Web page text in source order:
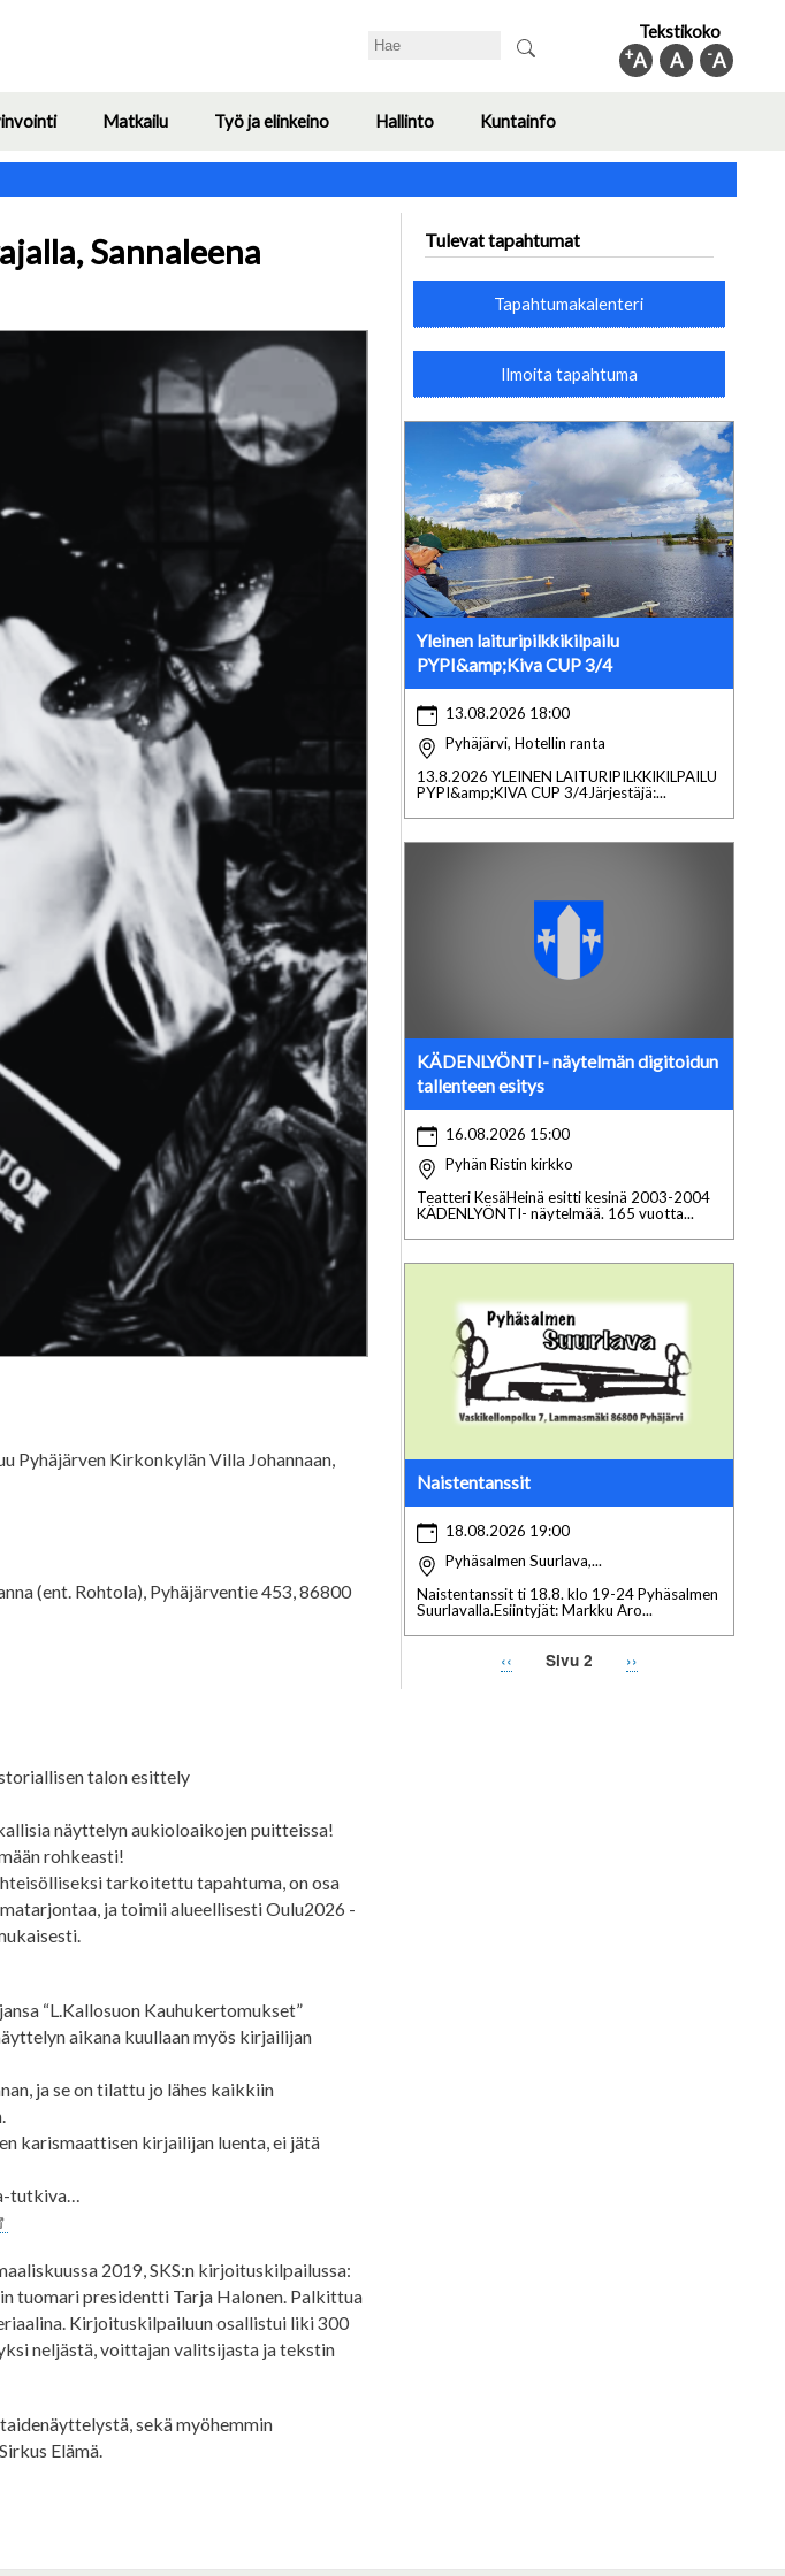
Search Tekstikoko
-A
A
+A
Toggle
Matkailu Työ ja elinkeino
Toggle
Hallinto
Toggle
Kuntainfo
Sannaleena
Pyhäjärven Kirkonkylän Villa Johannaan,
(ent. Rohtola), Pyhäjärventie 453, 86800
talon esittely
näyttelyn aukioloaikojen puitteissa!
rohkeasti!
tarkoitettu tapahtuma, on osa
ja toimii alueellisesti Oulu2026 -
“L.Kallosuon Kauhukertomukset”
aikana kuullaan myös kirjailijan
ja se on tilattu jo lähes kaikkiin
karismaattisen kirjailijan luenta, ei jätä
tutkiva…
2019, SKS:n kirjoituskilpailussa:
tuomari presidentti Tarja Halonen. Palkittua
Kirjoituskilpailuun osallistui liki 300
neljästä, voittajan valitsijasta ja tekstin
sekä myöhemmin
Elämä.
Tulevat tapahtumat
Tapahtumakalenteri
Ilmoita tapahtuma
Yleinen laituripilkkikilpailu
PYPI&amp;Kiva CUP 3/4
13.08.2026 18:00
Pyhäjärvi, Hotellin ranta
13.8.2026 YLEINEN LAITURIPILKKIKILPAILU
PYPI&amp;KIVA CUP 3/4Järjestäjä:...
KÄDENLYÖNTI- näytelmän digitoidun
tallenteen esitys
16.08.2026 15:00
Pyhän Ristin kirkko
Teatteri KesäHeinä esitti kesinä 2003-2004
KÄDENLYÖNTI- näytelmää. 165 vuotta...
Naistentanssit
18.08.2026 19:00
Pyhäsalmen Suurlava,...
Naistentanssit ti 18.8. klo 19-24 Pyhäsalmen
Suurlavalla.Esiintyjät: Markku Aro...
Edellinen
‹‹ Sivu 2
Seuraava
››